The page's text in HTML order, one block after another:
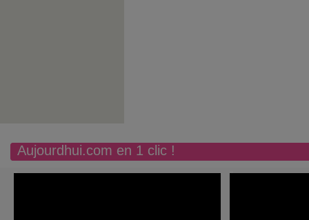
Aujourdhui.com en 1 clic !